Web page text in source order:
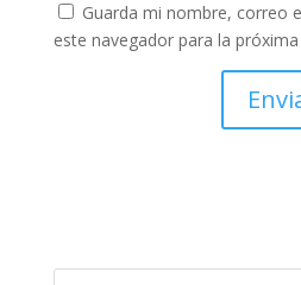
Guarda mi nombre, correo
este navegador para la